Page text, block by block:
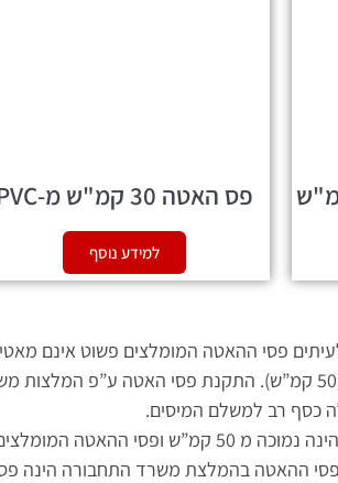
פס האטה 30 קמ"ש מ-PVC
למידע נוסף
פסי ההאטה המומלצים פשוט אינם
כסף רב למשלם המיסים.
במקומות בהם המהירות הנדרשת הינה
ההאטה בהמלצת משרד התחבורה הינה פסי